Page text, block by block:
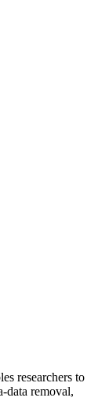
researchers to
data removal,